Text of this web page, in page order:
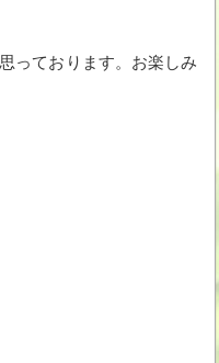
っております。お楽しみ